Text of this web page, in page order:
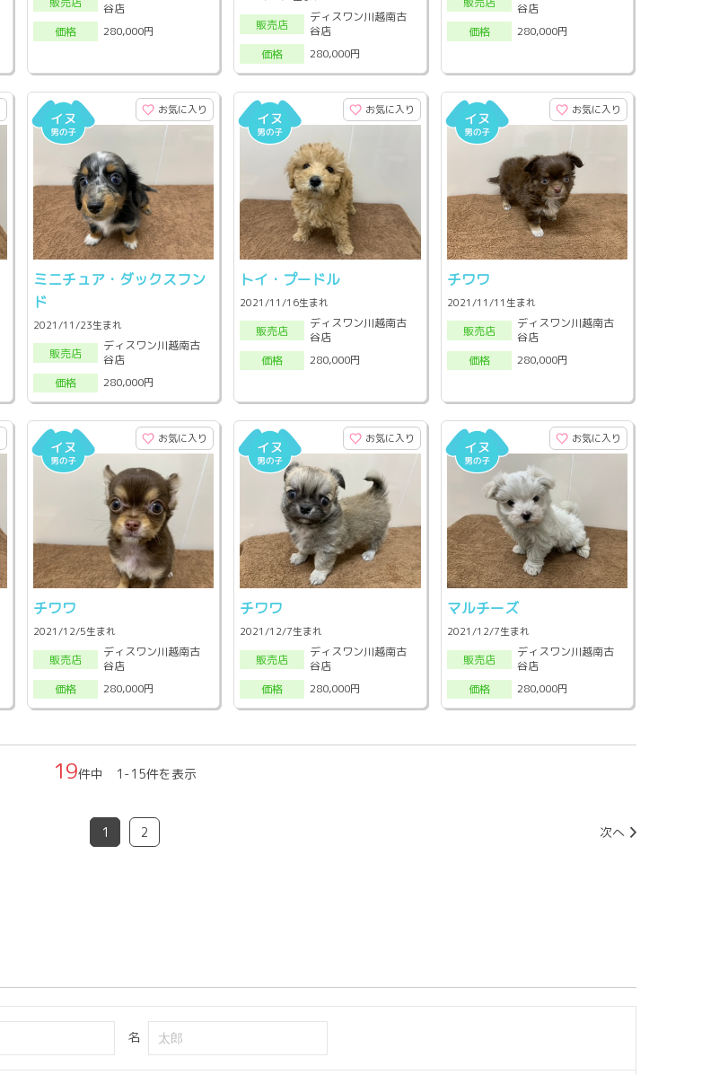
谷店
価格
280,000円 販売店
ディスワン川越南古
谷店
価格
280,000円
谷店
価格
280,000円
お気に入り
ミニチュア・ダックスフン
ド
2021/11/23生まれ
販売店
ディスワン川越南古
谷店
価格
280,000円
お気に入り
トイ・プードル
2021/11/16生まれ
販売店
ディスワン川越南古
谷店
価格
280,000円
お気に入り
チワワ
2021/11/11生まれ
販売店
ディスワン川越南古
谷店
価格
280,000円
お気に入り
チワワ
2021/12/5生まれ
販売店
ディスワン川越南古
谷店
価格
280,000円
お気に入り
チワワ
2021/12/7生まれ
販売店
ディスワン川越南古
谷店
価格
280,000円
お気に入り
マルチーズ
2021/12/7生まれ
販売店
ディスワン川越南古
谷店
価格
280,000円
19件中 1-15件を表示
1 2 次へ
名